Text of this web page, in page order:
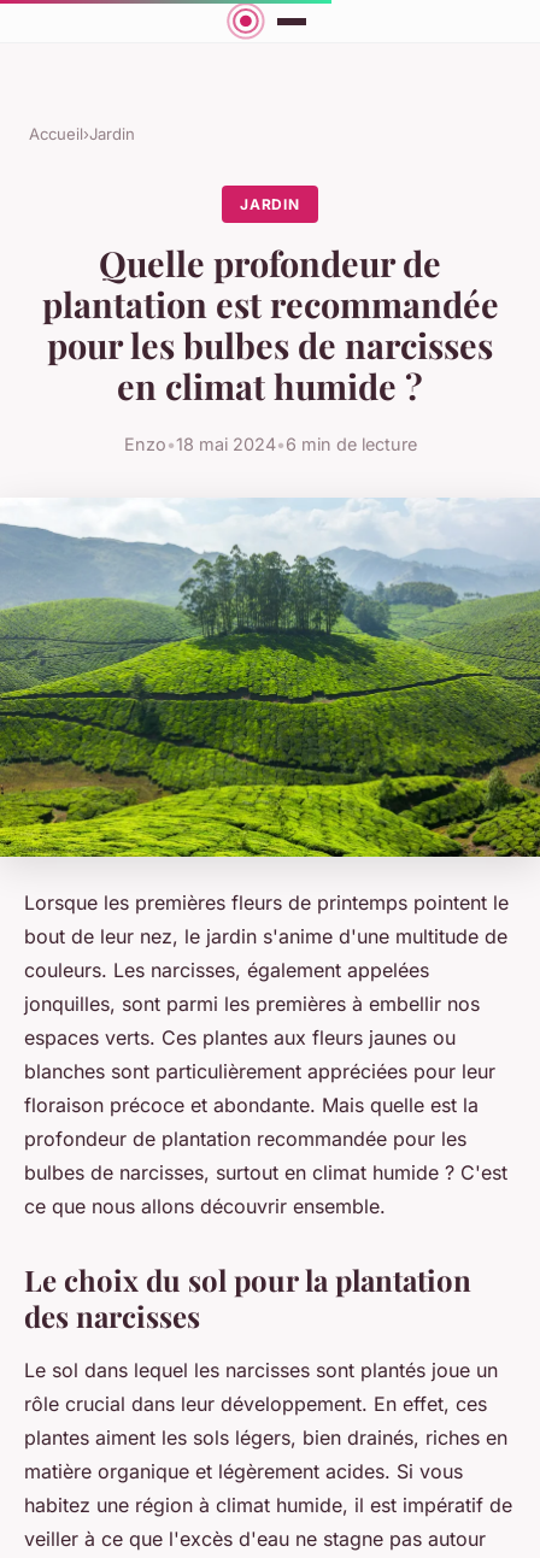
Accueil›Jardin
JARDIN
Quelle profondeur de
plantation est recommandée
pour les bulbes de narcisses
en climat humide ?
Enzo•18 mai 2024•6 min de lecture
Lorsque les premières fleurs de printemps pointent le
bout de leur nez, le jardin s'anime d'une multitude de
couleurs. Les narcisses, également appelées
jonquilles, sont parmi les premières à embellir nos
espaces verts. Ces plantes aux fleurs jaunes ou
blanches sont particulièrement appréciées pour leur
floraison précoce et abondante. Mais quelle est la
profondeur de plantation recommandée pour les
bulbes de narcisses, surtout en climat humide ? C'est
ce que nous allons découvrir ensemble.
Le choix du sol pour la plantation
des narcisses
Le sol dans lequel les narcisses sont plantés joue un
rôle crucial dans leur développement. En effet, ces
plantes aiment les sols légers, bien drainés, riches en
matière organique et légèrement acides. Si vous
habitez une région à climat humide, il est impératif de
veiller à ce que l'excès d'eau ne stagne pas autour